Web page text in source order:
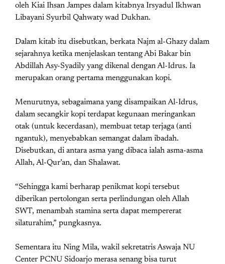
oleh Kiai Ihsan Jampes dalam kitabnya Irsyadul Ikhwan
Libayani Syurbil Qahwaty wad Dukhan.
Dalam kitab itu disebutkan, berkata Najm al-Ghazy dalam
sejarahnya ketika menjelaskan tentang Abi Bakar bin
Abdillah Asy-Syadily yang dikenal dengan Al-Idrus. Ia
merupakan orang pertama menggunakan kopi.
Menurutnya, sebagaimana yang disampaikan Al-Idrus,
dalam secangkir kopi terdapat kegunaan meringankan
otak (untuk kecerdasan), membuat tetap terjaga (anti
ngantuk), menyebabkan semangat dalam ibadah.
Disebutkan, di antara asma yang dibaca ialah asma-asma
Allah, Al-Qur’an, dan Shalawat.
“Sehingga kami berharap penikmat kopi tersebut
diberikan pertolongan serta perlindungan oleh Allah
SWT, menambah stamina serta dapat mempererat
silaturahim,” pungkasnya.
Sementara itu Ning Mila, wakil sekretatris Aswaja NU
Center PCNU Sidoarjo merasa senang bisa turut